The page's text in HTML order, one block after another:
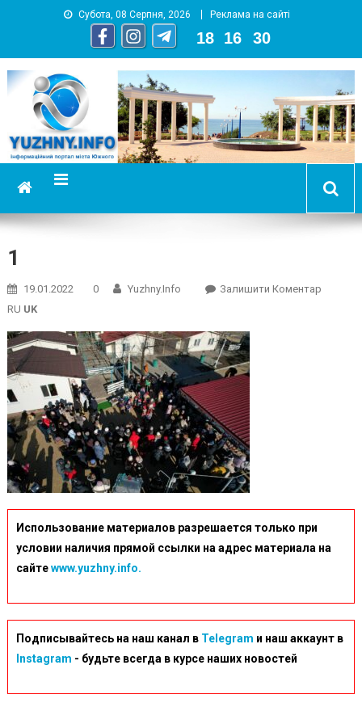
Субота, 08 Серпня, 2026 Реклама на сайті
18 16 30
YUZHNY.INFO
информационный портал города Южный
1
19.01.2022 0 Yuzhny.info Залишити КоментарOn
RU UK
Использование материалов разрешается только при
условии наличия прямой ссылки на адрес материала на
сайтеwww.yuzhny.info.
Подписывайтесь на наш канал в Telegram и наш аккаунт в
Instagram - будьте всегда в курсе наших новостей